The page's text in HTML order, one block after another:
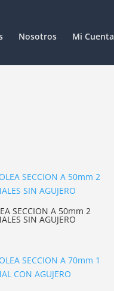
Nosotros Mi Cuenta
SECCION A 50mm 2
SIN AGUJERO